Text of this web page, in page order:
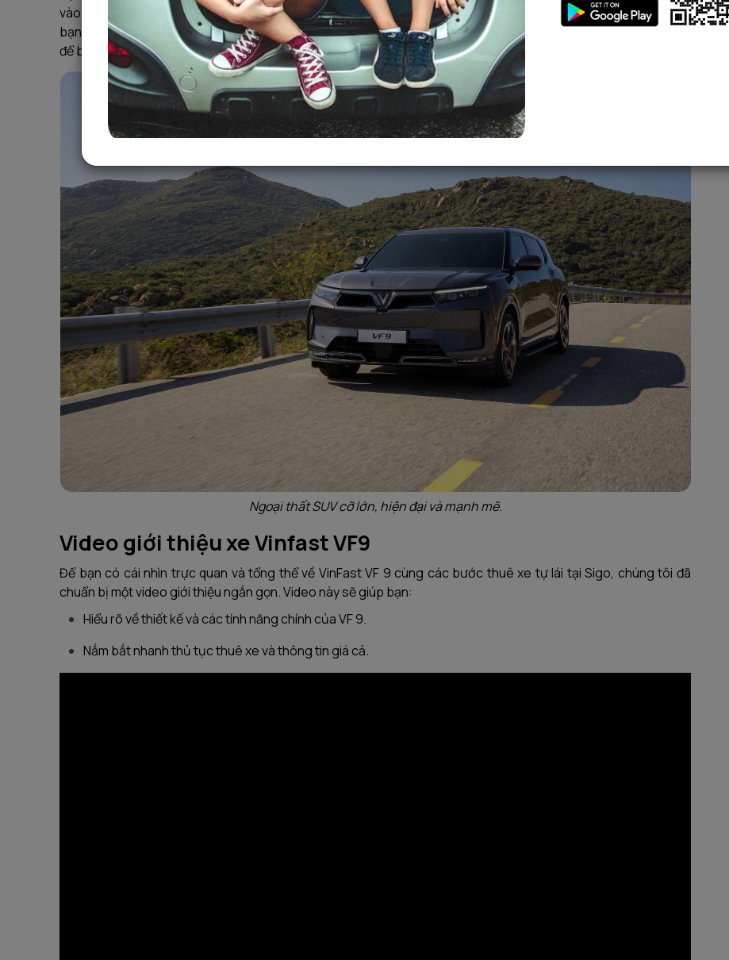
vào dịp Lễ, Tết. Bài viết này sẽ cung cấp thông tin thực tế và chi tiết nhất về mẫu SUV điện VinFast VF 9, giúp
bạn hiểu rõ mọi khía cạnh trước khi đưa ra quyết định thuê xe. Sigo tập trung vào những thông tin cần thiết nhất
để bạn có thể chủ động và tự tin trên mọi hành trình.
Ngoại thất SUV cỡ lớn, hiện đại và mạnh mẽ.
Video giới thiệu xe Vinfast VF9
Để bạn có cái nhìn trực quan và tổng thể về VinFast VF 9 cùng các bước thuê xe tự lái tại Sigo, chúng tôi đã
chuẩn bị một video giới thiệu ngắn gọn. Video này sẽ giúp bạn:
Hiểu rõ về thiết kế và các tính năng chính của VF 9.
Nắm bắt nhanh thủ tục thuê xe và thông tin giá cả.